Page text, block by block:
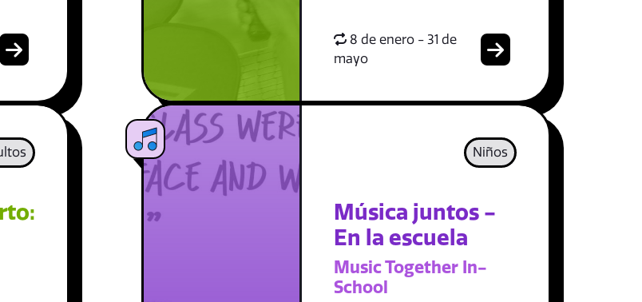
8 de enero - 31 de
mayo
Niños
Música juntos -
En la escuela
Music Together In-
School